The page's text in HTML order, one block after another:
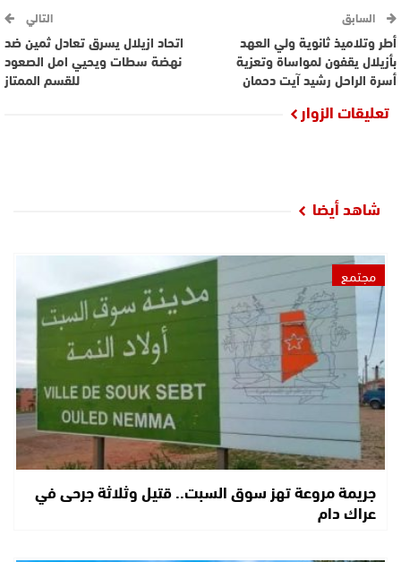
السابق
أطر وتلاميذ ثانوية ولي العهد
بأزيلال يقفون لمواساة وتعزية
أسرة الراحل رشيد آيت دحمان
التالي
اتحاد ازيلال يسرق تعادل ثمين ضد
نهضة سطات ويحيي امل الصعود
للقسم الممتاز
تعليقات الزوار
شاهد أيضا
مجتمع
جريمة مروعة تهز سوق السبت.. قتيل وثلاثة جرحى في
عراك دام